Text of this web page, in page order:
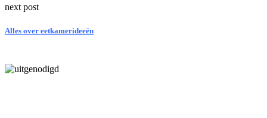
next post
Alles over eetkamerideeën